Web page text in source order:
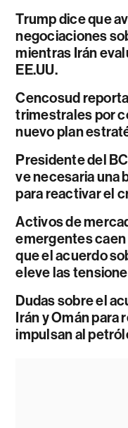
Trump dice que
negociaciones
mientras Irán
EE.UU.
Cencosud
trimestrales por
nuevo plan
Presidente del
ve necesaria una
para reactivar el
Activos de
emergentes
que el acuerdo
eleve las
Dudas sobre el
Irán y Omán para
impulsan al